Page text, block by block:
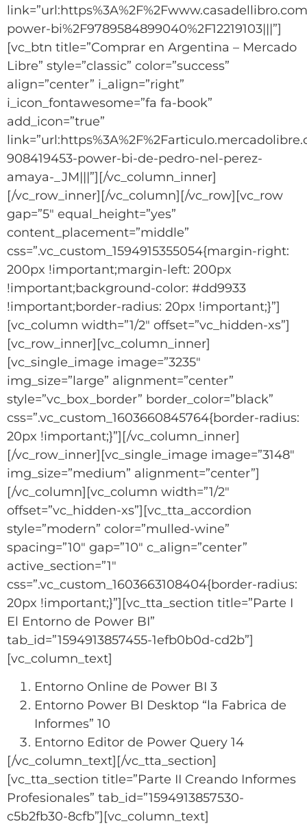
power-bi%2F9789584899040%2F12219103|||”]
[vc_btn title=”Comprar en Argentina – Mercado
Libre” style=”classic” color=”success”
align=”center” i_align=”right”
i_icon_fontawesome=”fa fa-book”
add_icon=”true”
908419453-power-bi-de-pedro-nel-perez-
amaya-_JM|||”][/vc_column_inner]
[/vc_row_inner][/vc_column][/vc_row][vc_row
gap=”5″ equal_height=”yes”
content_placement=”middle”
css=”.vc_custom_1594915355054{margin-right:
200px !important;margin-left: 200px
!important;background-color: #dd9933
!important;border-radius: 20px !important;}”]
[vc_column width=”1/2″ offset=”vc_hidden-xs”]
[vc_row_inner][vc_column_inner]
[vc_single_image image=”3235″
img_size=”large” alignment=”center”
style=”vc_box_border” border_color=”black”
css=”.vc_custom_1603660845764{border-radius:
20px !important;}”][/vc_column_inner]
[/vc_row_inner][vc_single_image image=”3148″
img_size=”medium” alignment=”center”]
[/vc_column][vc_column width=”1/2″
offset=”vc_hidden-xs”][vc_tta_accordion
style=”modern” color=”mulled-wine”
spacing=”10″ gap=”10″ c_align=”center”
active_section=”1″
css=”.vc_custom_1603663108404{border-radius:
20px !important;}”][vc_tta_section title=”Parte I
El Entorno de Power BI”
tab_id=”1594913857455-1efb0b0d-cd2b”]
[vc_column_text]
Entorno Online de Power BI 3
Entorno Power BI Desktop “la Fabrica de
Informes” 10
Entorno Editor de Power Query 14
[/vc_column_text][/vc_tta_section]
[vc_tta_section title=”Parte II Creando Informes
Profesionales” tab_id=”1594913857530-
c5b2fb30-8cfb”][vc_column_text]